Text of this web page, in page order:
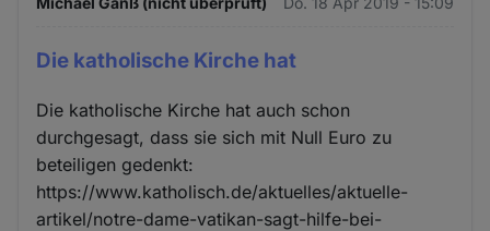
Die katholische Kirche hat
Die katholische Kirche hat auch schon
durchgesagt, dass sie sich mit Null Euro zu
beteiligen gedenkt:
https://www.katholisch.de/aktuelles/aktuelle-
artikel/notre-dame-vatikan-sagt-hilfe-bei-